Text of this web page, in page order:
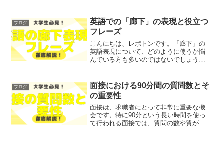
ます！レポトンこの記事は次のような人
におすすめ！英検の合...
ブログ
英語での「廊下」の表現と役立つ
フレーズ
こんにちは、レポトンです。「廊下」の
英語表現について、どのように使うか悩
んでいる方も多いのではないでしょう
ーズについて、わかりやすく解説しま
す！レポトンこの記事は次のよ...
ブログ
面接における90分間の質問数とそ
の重要性
面接は、求職者にとって非常に重要な機
会です。特に90分という長い時間を使っ
て行われる面接では、質問の数や質が候